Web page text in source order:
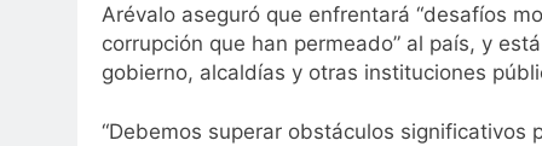
Arévalo aseguró que enfrentará “desafíos
corrupción que han permeado” al país, y
gobierno, alcaldías y otras instituciones
“Debemos superar obstáculos significativos